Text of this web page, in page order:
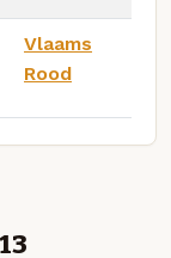
Vlaams
Rood